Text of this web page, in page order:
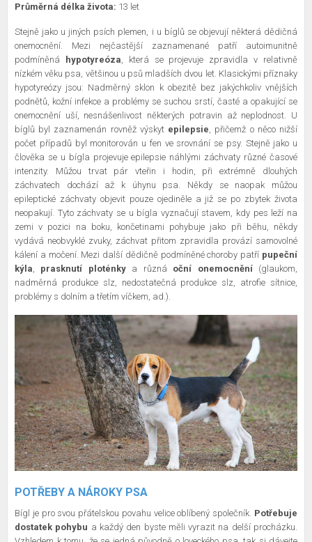
Průměrná délka života: 13 let
Stejně jako u jiných psích plemen, i u bíglů se objevují některá dědičná
onemocnění. Mezi nejčastější zaznamenané patří autoimunitně
podmíněná
hypotyreóza , která se projevuje zpravidla v relativně
nízkém věku psa, většinou u psů mladších dvou let. Klasickými příznaky
hypotyreózy jsou: Nadměrný sklon k obezitě bez jakýchkoliv vnějších
podnětů, kožní infekce a problémy se suchou srstí, časté a opakující se
onemocnění uší, nesnášenlivost některých potravin až neplodnost. U
bíglů byl zaznamenán rovněž výskyt epilepsie , přičemž o něco nižší
počet případů byl monitorován u fen ve srovnání se psy. Stejně jako u
člověka se u bígla projevuje epilepsie náhlými záchvaty různé časové
intenzity. Můžou trvat pár vteřin i hodin, při extrémně dlouhých
záchvatech dochází až k úhynu psa. Někdy se naopak můžou
epileptické záchvaty objevit pouze ojediněle a již se po zbytek života
neopakují. Tyto záchvaty se u bígla vyznačují stavem, kdy pes leží na
zemi v pozici na boku, končetinami pohybuje jako při běhu, někdy
vydává neobvyklé zvuky, záchvat přitom zpravidla provází samovolné
kálení a močení. Mezi další dědičně podmíněné choroby patří pupeční
kýla
prasknutí ploténkya různá oční onemocnění(glaukom,
nadměrná produkce slz, nedostatečná produkce slz, atrofie sítnice,
problémy s dolním a třetím víčkem, ad.).
POTŘEBY A NÁROKY PSA
Bígl je pro svou přátelskou povahu velice oblíbený společník. Potřebuje
dostatek pohybu a každý den byste měli vyrazit na delší procházku.